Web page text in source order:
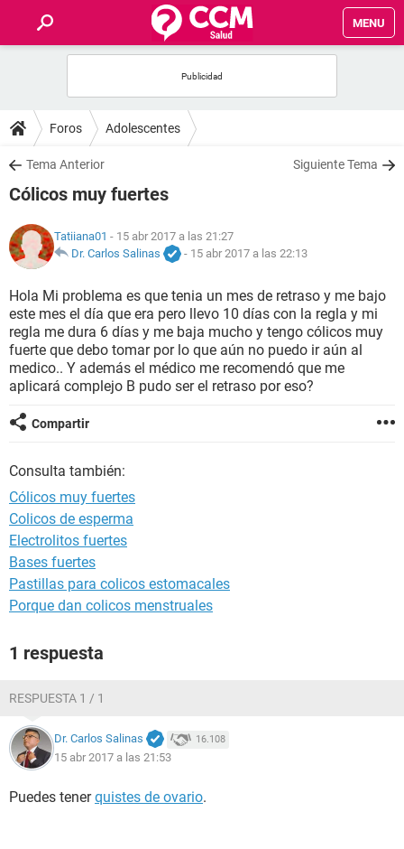
MENU
FOROS
SALUD
NUTRICIÓN
BIENESTAR
SEXUALIDAD
GLOSARIO
Foros Adolescentes
Tema Anterior Siguiente Tema
Cólicos muy fuertes
Tatiiana01 - 15 abr 2017 a las 21:27
Dr. Carlos Salinas
- 15 abr 2017 a las 22:13
Hola Mi problema es que tenia un mes de retraso y me bajo
este mes el día que era pero llevo 10 días con la regla y mi
regla me dura 6 días y me baja mucho y tengo cólicos muy
fuerte que debo tomar por lo que aún no puedo ir aún al
medico.. Y además el médico me recomendó que me
aplicará complejo B pudo ser el retraso por eso?
Compartir
Consulta también:
Cólicos muy fuertes
Colicos de esperma
Electrolitos fuertes
Bases fuertes
Pastillas para colicos estomacales
Porque dan colicos menstruales
1 respuesta
RESPUESTA 1 / 1
Dr. Carlos Salinas 16.108
15 abr 2017 a las 21:53
Puedes tenerquistes de ovario.